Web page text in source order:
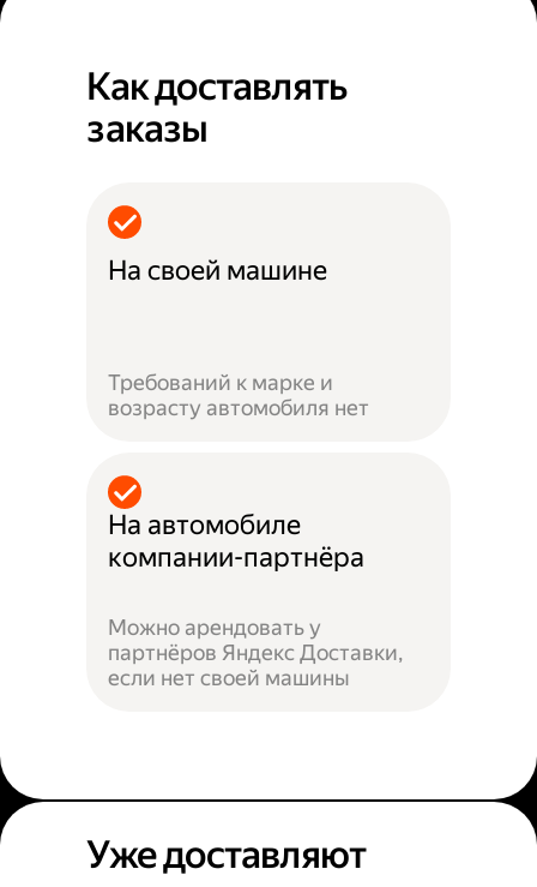
Как доставлять
заказы
На своей машине
Требований к марке и
возрасту автомобиля нет
На автомобиле
компании-партнёра
Можно арендовать у
партнёров Яндекс Доставки,
если нет своей машины
Уже доставляют